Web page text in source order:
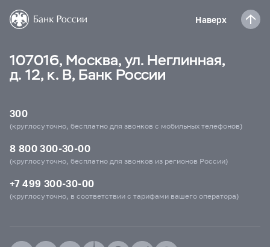
Наверх
107016, Москва, ул. Неглинная,
д. 12, к. В, Банк России
300
(круглосуточно, бесплатно для звонков с мобильных телефонов)
8 800 300-30-00
(круглосуточно, бесплатно для звонков из регионов России)
+7 499 300-30-00
(круглосуточно, в соответствии с тарифами вашего оператора)